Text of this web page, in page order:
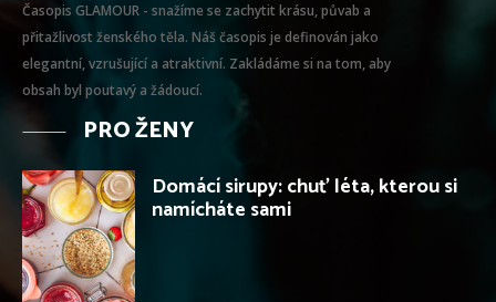
Časopis GLAMOUR - snažíme se zachytit krásu, půvab a
přitažlivost ženského těla. Náš časopis je definován jako
elegantní, vzrušující a atraktivní. Zakládáme si na tom, aby
obsah byl poutavý a žádoucí.
PRO ŽENY
Domácí sirupy: chuť léta, kterou si
namícháte sami